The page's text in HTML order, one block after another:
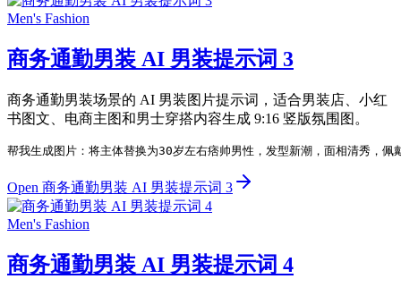
Men's Fashion
商务通勤男装 AI 男装提示词 3
商务通勤男装场景的 AI 男装图片提示词，适合男装店、小红
书图文、电商主图和男士穿搭内容生成 9:16 竖版氛围图。
帮我生成图片：将主体替换为30岁左右痞帅男性，发型新潮，面相清秀，
Open 商务通勤男装 AI 男装提示词 3
Men's Fashion
商务通勤男装 AI 男装提示词 4